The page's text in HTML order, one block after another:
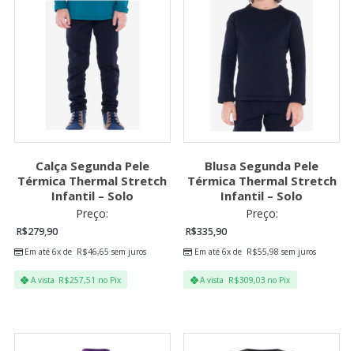
Calça Segunda Pele
Térmica Thermal Stretch
Infantil – Solo
Preço:
R$279,90
Em até 6x de R$46,65 sem juros
A vista R$257,51 no Pix
Blusa Segunda Pele
Térmica Thermal Stretch
Infantil – Solo
Preço:
R$335,90
Em até 6x de R$55,98 sem juros
A vista R$309,03 no Pix